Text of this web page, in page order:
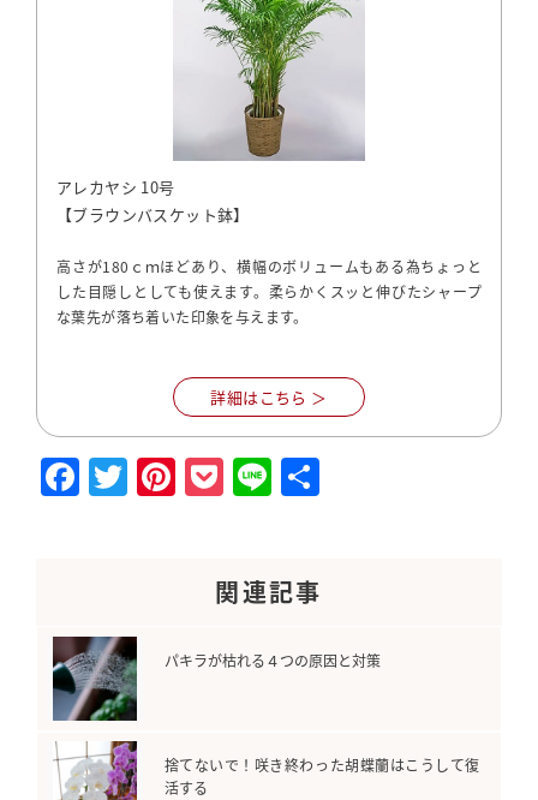
アレカヤシ 10号
【ブラウンバスケット鉢】
高さが180ｃｍほどあり、横幅のボリュームもある為ちょっと
した目隠しとしても使えます。柔らかくスッと伸びたシャープ
な葉先が落ち着いた印象を与えます。
詳細はこちら ＞
F
a
b
o
o
k
T
w
r
Pi
nt
st
P
o
k
Li
n
関連記事
パキラが枯れる４つの原因と対策
捨てないで！咲き終わった胡蝶蘭はこうして復
活する